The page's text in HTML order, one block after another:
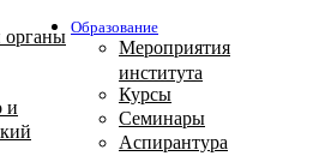
органы
и
Образование
Мероприятия
института
Курсы
Семинары
Аспирантура